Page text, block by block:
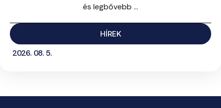
és legbővebb ...
HÍREK
2026. 08. 5.